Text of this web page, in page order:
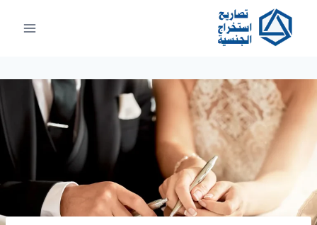
المحتوى